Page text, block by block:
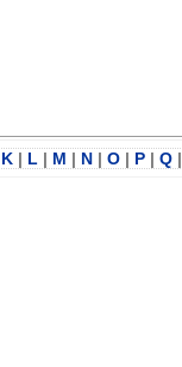
K | L | M | N | O | P | Q |